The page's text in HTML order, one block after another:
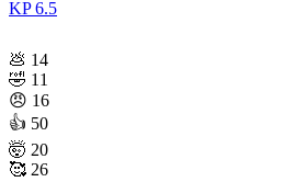
KP6.5
💩 14
🤣 11
😠 16
👍 50
🤯 20
🥰 26